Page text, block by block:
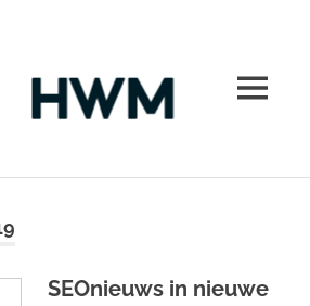
MENU
SEOnieuws in nieuwe